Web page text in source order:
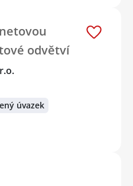
odvětví
úvazek